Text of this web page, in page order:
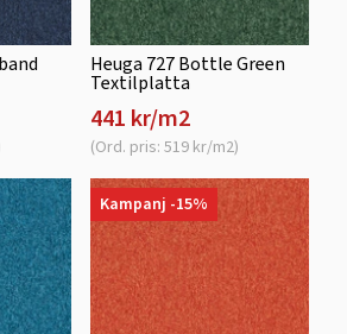
Heuga 727 Bottle Green
Textilplatta
441 kr/m2
(Ord. pris: 519 kr/m2)
Kampanj -15%